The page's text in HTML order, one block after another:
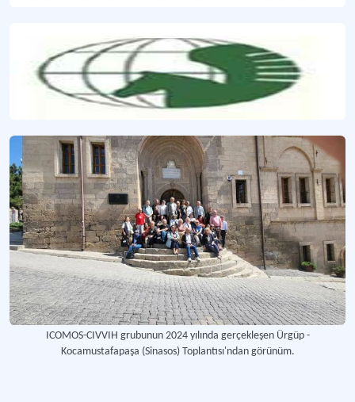
ICOMOS-CIVVIH grubunun 2024 yılında gerçekleşen Ürgüp -
Kocamustafapaşa (Sinasos) Toplantısı'ndan görünüm.